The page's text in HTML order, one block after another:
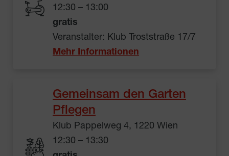
12:30 – 13:00
gratis
Veranstalter: Klub Troststraße 17/7
Mehr Informationen
Gemeinsam den Garten
Pflegen
Klub Pappelweg 4, 1220 Wien
12:30 – 13:30